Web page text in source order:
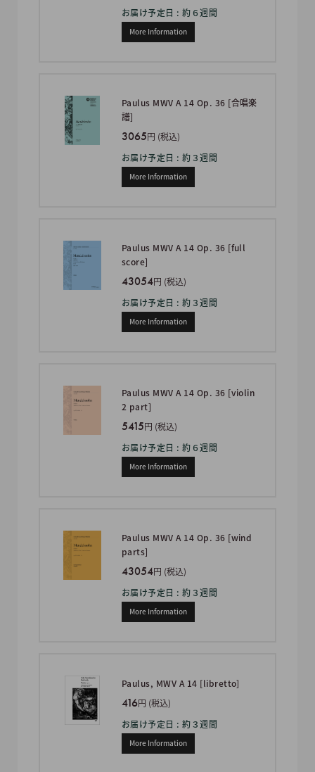
お届け予定日 : 約６週間
More Information
Paulus MWV A 14 Op. 36 [合唱楽
譜]
3065円 (税込)
お届け予定日 : 約３週間
More Information
Paulus MWV A 14 Op. 36 [full
score]
43054円 (税込)
お届け予定日 : 約３週間
More Information
Paulus MWV A 14 Op. 36 [violin
2 part]
5415円 (税込)
お届け予定日 : 約６週間
More Information
Paulus MWV A 14 Op. 36 [wind
parts]
43054円 (税込)
お届け予定日 : 約３週間
More Information
Paulus, MWV A 14 [libretto]
416円 (税込)
お届け予定日 : 約３週間
More Information